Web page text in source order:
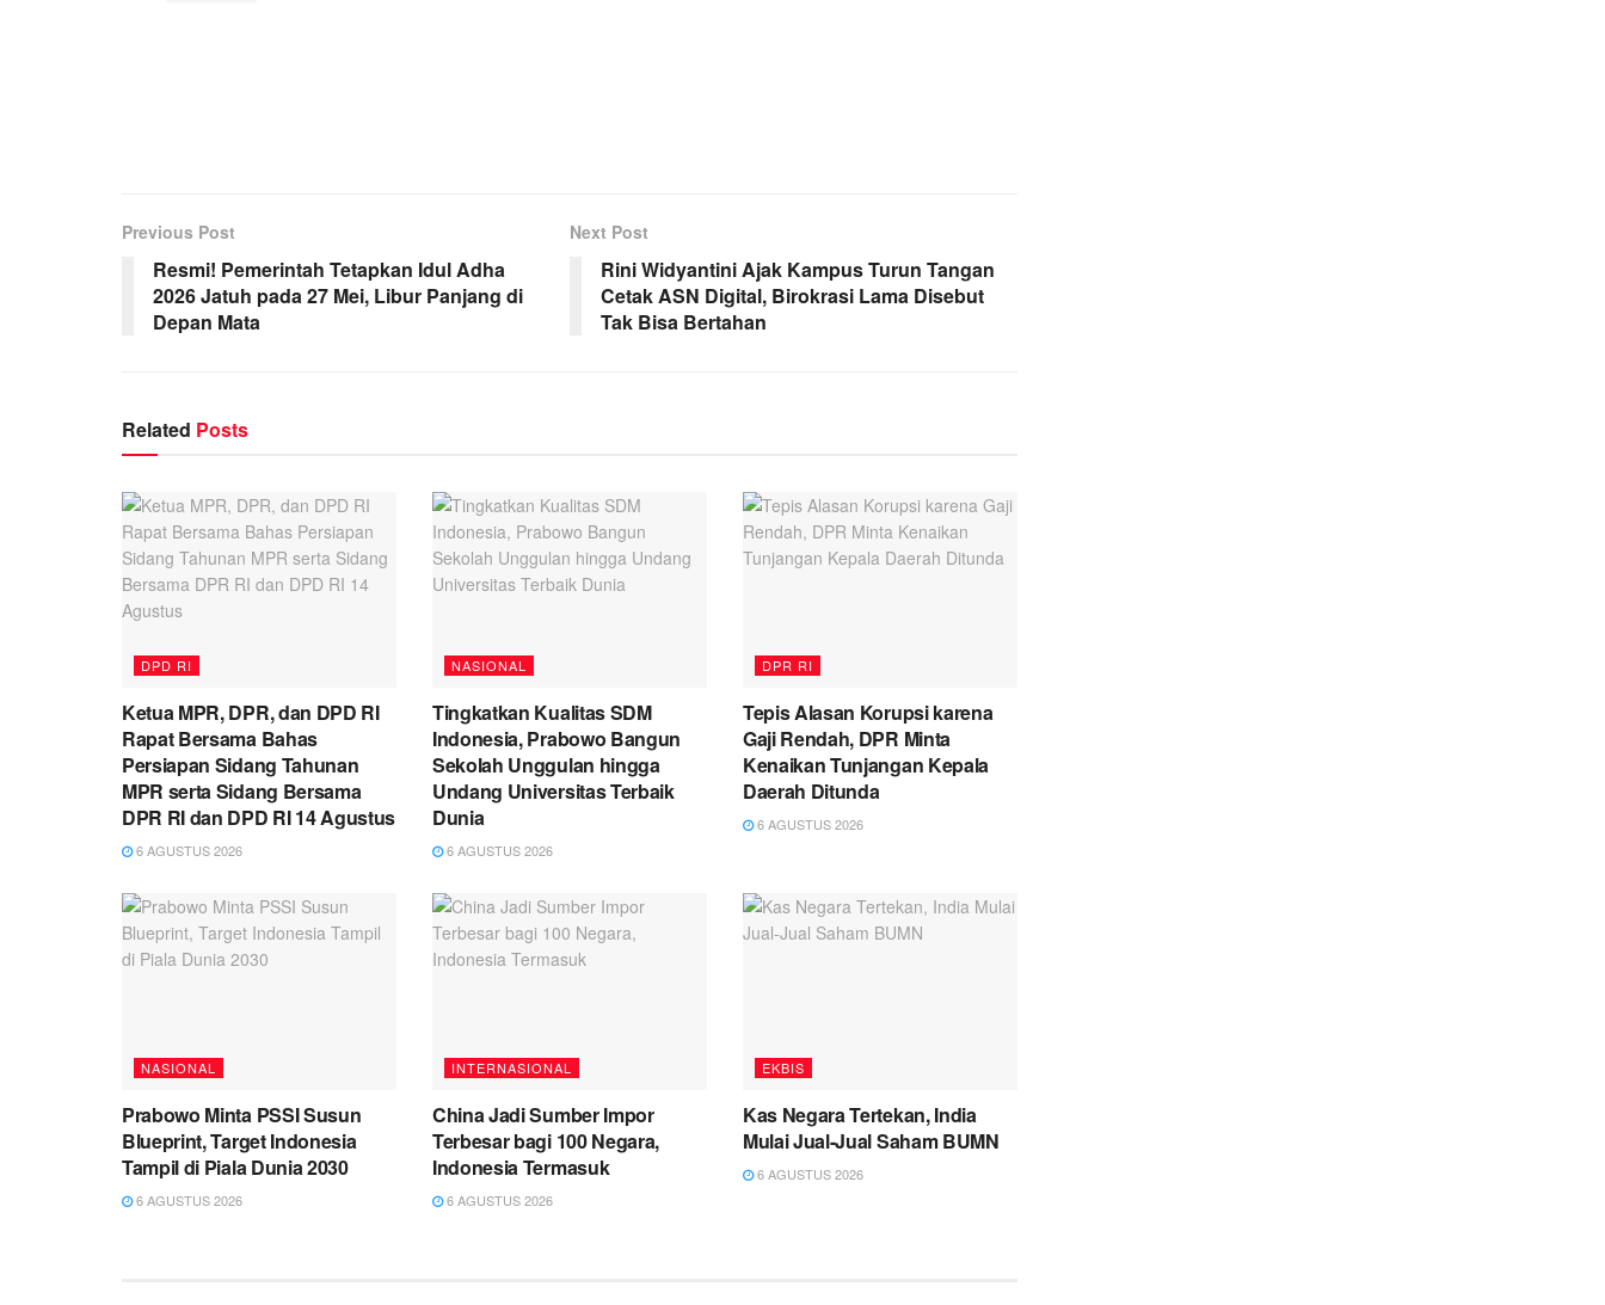
Previous Post
Resmi! Pemerintah Tetapkan Idul Adha
2026 Jatuh pada 27 Mei, Libur Panjang di
Depan Mata
Next Post
Rini Widyantini Ajak Kampus Turun Tangan
Cetak ASN Digital, Birokrasi Lama Disebut
Tak Bisa Bertahan
Related Posts
DPD RI
Ketua MPR, DPR, dan DPD RI
Rapat Bersama Bahas
Persiapan Sidang Tahunan
MPR serta Sidang Bersama
DPR RI dan DPD RI 14 Agustus
6 AGUSTUS 2026
NASIONAL
Tingkatkan Kualitas SDM
Indonesia, Prabowo Bangun
Sekolah Unggulan hingga
Undang Universitas Terbaik
Dunia
6 AGUSTUS 2026
DPR RI
Tepis Alasan Korupsi karena
Gaji Rendah, DPR Minta
Kenaikan Tunjangan Kepala
Daerah Ditunda
6 AGUSTUS 2026
NASIONAL
Prabowo Minta PSSI Susun
Blueprint, Target Indonesia
Tampil di Piala Dunia 2030
6 AGUSTUS 2026
INTERNASIONAL
China Jadi Sumber Impor
Terbesar bagi 100 Negara,
Indonesia Termasuk
6 AGUSTUS 2026
EKBIS
Kas Negara Tertekan, India
Mulai Jual-Jual Saham BUMN
6 AGUSTUS 2026